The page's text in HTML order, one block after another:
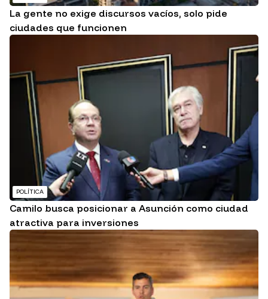
La gente no exige discursos vacíos, solo pide
ciudades que funcionen
POLÍTICA
Camilo busca posicionar a Asunción como ciudad
atractiva para inversiones